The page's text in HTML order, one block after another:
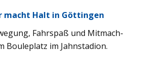
macht Halt in Göt­tin­gen
Fahr­spaß und Mit­ma­ch­
Boule­platz im Jahn­sta­dion.